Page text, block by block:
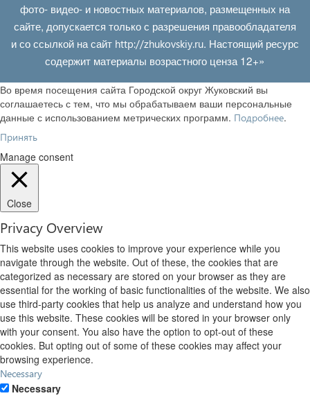
фото- видео- и новостных материалов, размещенных на
сайте, допускается только с разрешения правообладателя
и со ссылкой на сайт http://zhukovskiy.ru. Настоящий ресурс
содержит материалы возрастного ценза 12+»
Во время посещения сайта Городской округ Жуковский вы
соглашаетесь с тем, что мы обрабатываем ваши персональные
данные с использованием метрических программ. Подробнее.
Принять
Manage consent
Close
Privacy Overview
This website uses cookies to improve your experience while you
navigate through the website. Out of these, the cookies that are
categorized as necessary are stored on your browser as they are
essential for the working of basic functionalities of the website. We also
use third-party cookies that help us analyze and understand how you
use this website. These cookies will be stored in your browser only
with your consent. You also have the option to opt-out of these
cookies. But opting out of some of these cookies may affect your
browsing experience.
Necessary
Necessary